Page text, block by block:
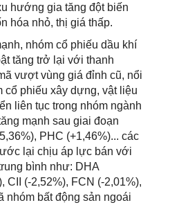
hướng gia tăng đột biến
hóa nhỏ, thị giá thấp.
nhóm cổ phiếu dầu khí
tăng trở lại với thanh
vượt vùng giá đỉnh cũ, nổi
cổ phiếu xây dựng, vật liệu
liên tục trong nhóm ngành
mạnh sau giai đoạn
PHC (+1,46%)... các
lại chịu áp lực bán với
bình như: DHA
CII (-2,52%), FCN (-2,01%),
nhóm bất động sản ngoái